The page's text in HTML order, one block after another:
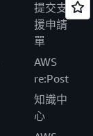
提交支
援申請
單
AWS
re:Post
知識中
心